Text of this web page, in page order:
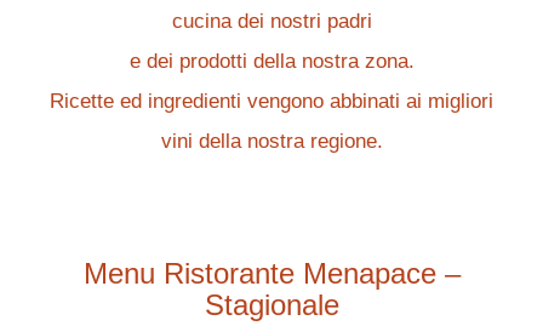
cucina dei nostri padri
e dei prodotti della nostra zona.
Ricette ed ingredienti vengono abbinati ai migliori
vini della nostra regione.
Menu Ristorante Menapace –
Stagionale